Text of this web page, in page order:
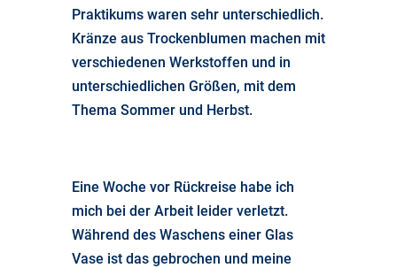
Praktikums waren sehr unterschiedlich.
Kränze aus Trockenblumen machen mit
verschiedenen Werkstoffen und in
unterschiedlichen Größen, mit dem
Thema Sommer und Herbst.
Eine Woche vor Rückreise habe ich
mich bei der Arbeit leider verletzt.
Während des Waschens einer Glas
Vase ist das gebrochen und meine